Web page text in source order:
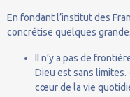
En fondant l’institut des
concrétise quelques
II n’y a pas de
Dieu est sans limites.
cœur de la vie